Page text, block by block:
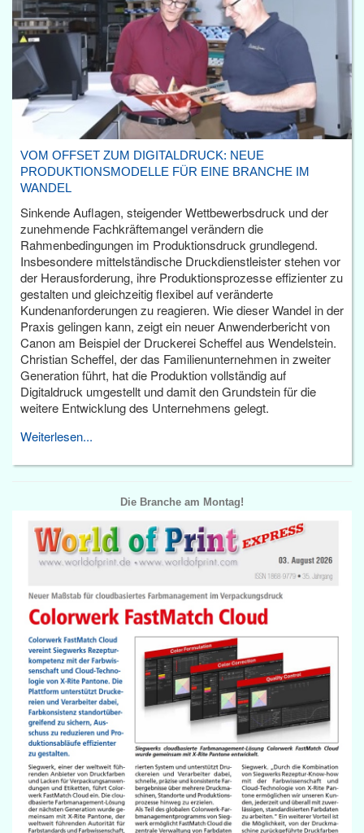
VOM OFFSET ZUM DIGITALDRUCK: NEUE
PRODUKTIONSMODELLE FÜR EINE BRANCHE IM
WANDEL
Sinkende Auflagen, steigender Wettbewerbsdruck und der
zunehmende Fachkräftemangel verändern die
Rahmenbedingungen im Produktionsdruck grundlegend.
Insbesondere mittelständische Druckdienstleister stehen vor
der Herausforderung, ihre Produktionsprozesse effizienter zu
gestalten und gleichzeitig flexibel auf veränderte
Kundenanforderungen zu reagieren. Wie dieser Wandel in der
Praxis gelingen kann, zeigt ein neuer Anwenderbericht von
Canon am Beispiel der Druckerei Scheffel aus Wendelstein.
Christian Scheffel, der das Familienunternehmen in zweiter
Generation führt, hat die Produktion vollständig auf
Digitaldruck umgestellt und damit den Grundstein für die
weitere Entwicklung des Unternehmens gelegt.
Weiterlesen...
Die Branche am Montag!